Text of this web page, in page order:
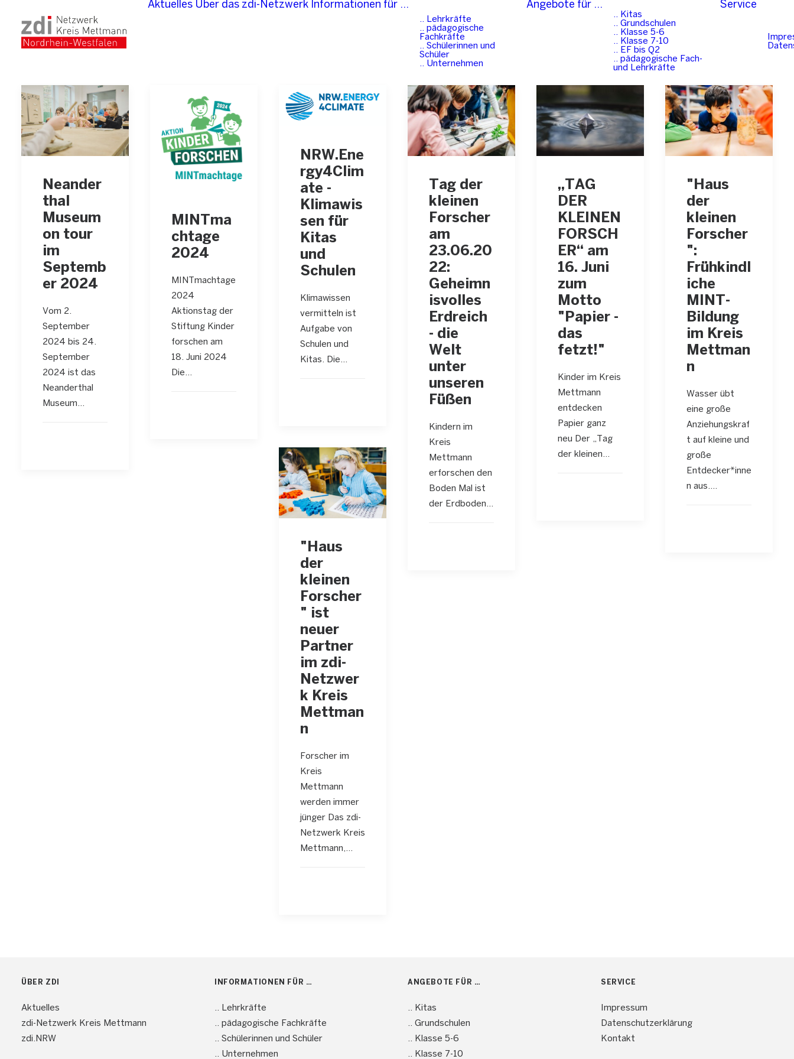
Aktuelles Über das zdi-Netzwerk Informationen für …
.. Lehrkräfte
.. pädagogische
Fachkräfte
.. Schülerinnen und
Schüler
.. Unternehmen
Angebote für …
.. Kitas
.. Grundschulen
.. Klasse 5-6
.. Klasse 7-10
.. EF bis Q2
.. pädagogische Fach-
und Lehrkräfte
Service
Neander
thal
Museum
on tour
im
Septemb
er 2024
Vom 2.
September
2024 bis 24.
September
2024 ist das
Neanderthal
Museum…
MINTma
chtage
2024
MINTmachtage
2024
Aktionstag der
Stiftung Kinder
forschen am
18. Juni 2024
Die…
NRW.Ene
rgy4Clim
ate -
Klimawis
sen für
Kitas
und
Schulen
Klimawissen
vermitteln ist
Aufgabe von
Schulen und
Kitas. Die…
Tag der
kleinen
Forscher
am
23.06.20
22:
Geheimn
isvolles
Erdreich
- die
Welt
unter
unseren
Füßen
Kindern im
Kreis
Mettmann
erforschen den
Boden Mal ist
der Erdboden…
„TAG
DER
KLEINEN
FORSCH
ER“ am
16. Juni
zum
Motto
"Papier -
das
fetzt!"
Kinder im Kreis
Mettmann
entdecken
Papier ganz
neu Der „Tag
der kleinen…
"Haus
der
kleinen
Forscher
":
Frühkindl
iche
MINT-
Bildung
im Kreis
Mettman
n
Wasser übt
eine große
Anziehungskraf
t auf kleine und
große
Entdecker*inne
n aus.…
"Haus
der
kleinen
Forscher
" ist
neuer
Partner
im zdi-
Netzwer
k Kreis
Mettman
n
Forscher im
Kreis
Mettmann
werden immer
jünger Das zdi-
Netzwerk Kreis
Mettmann,…
ÜBER ZDI
Aktuelles
zdi-Netzwerk Kreis Mettmann
zdi.NRW
INFORMATIONEN FÜR …
.. Lehrkräfte
.. pädagogische Fachkräfte
.. Schülerinnen und Schüler
.. Unternehmen
ANGEBOTE FÜR …
.. Kitas
.. Grundschulen
.. Klasse 5-6
.. Klasse 7-10
SERVICE
Impressum
Datenschutzerklärung
Kontakt